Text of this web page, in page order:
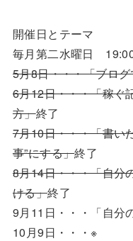
開催日とテーマ
毎月第二水曜日
5月8日・・・「ブロ
6月12日・・・「稼ぐ
方」終了
7月10日・・・「書い
事”にする」終了
8月14日・・・「自分
ける」終了
9月11日・・・「自分
10月9日・・・※